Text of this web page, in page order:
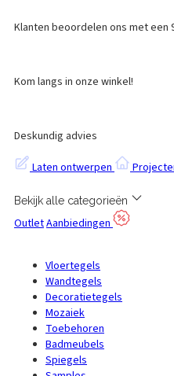
Klanten beoordelen ons met een
Kom langs in onze winkel!
Deskundig advies
Laten ontwerpen
Bekijk alle categorieën
OutletAanbiedingen
Vloertegels
Wandtegels
Decoratietegels
Mozaiek
Toebehoren
Badmeubels
Spiegels